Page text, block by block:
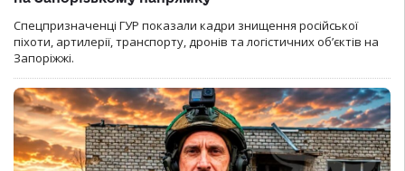
Спецпризначенці ГУР показали кадри знищення російської
піхоти, артилерії, транспорту, дронів та логістичних об’єктів на
Запоріжжі.